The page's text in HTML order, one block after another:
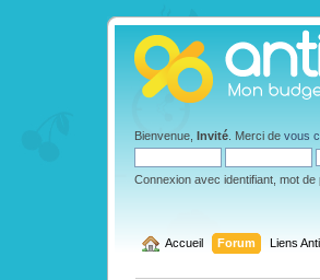
Bienvenue, Invité . Merci de vous
Connexion avec identifiant, mot
Accueil Forum Liens